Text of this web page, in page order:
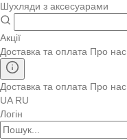
Шухляди з аксесуарами
Акції
Доставка та оплата Про нас
Доставка та оплата Про нас
UA RU
Логін